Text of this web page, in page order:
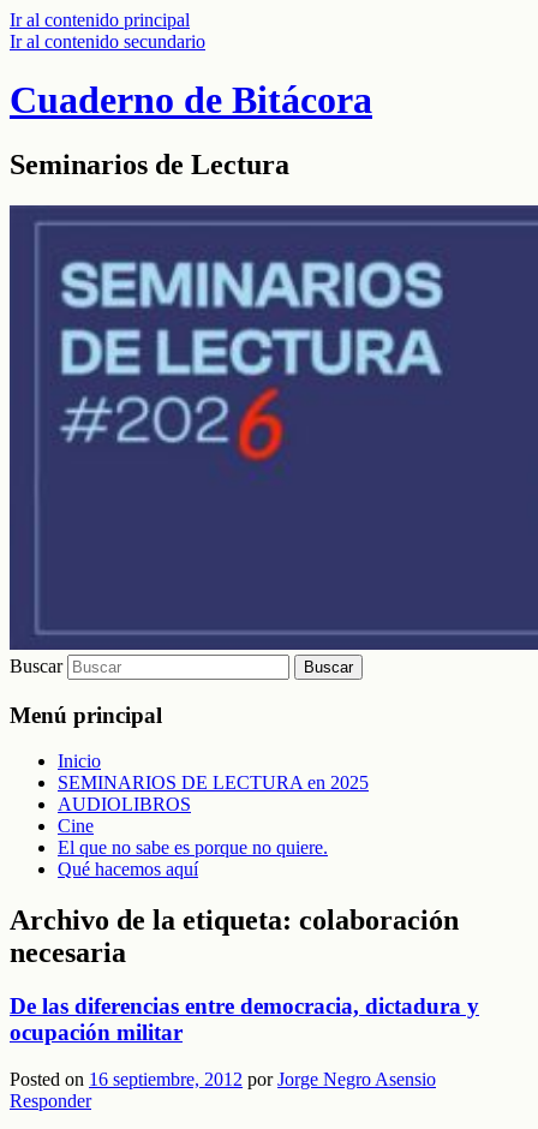
Ir al contenido principal
Ir al contenido secundario
Cuaderno de Bitácora
Seminarios de Lectura
Buscar
Menú principal
Inicio
SEMINARIOS DE LECTURA en 2025
AUDIOLIBROS
Cine
El que no sabe es porque no quiere.
Qué hacemos aquí
Archivo de la etiqueta: colaboración
necesaria
De las diferencias entre democracia, dictadura y
ocupación militar
Posted on 16 septiembre, 2012 porJorge Negro Asensio
Responder